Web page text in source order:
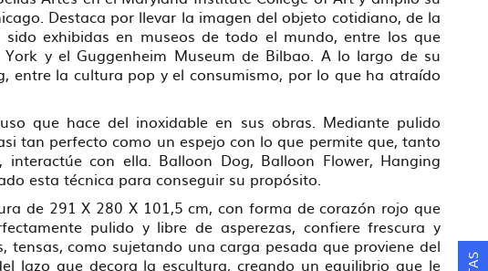
Destaca por llevar la imagen del objeto cotidiano, de la
exhibidas en museos de todo el mundo, entre los que
y el Guggenheim Museum de Bilbao. A lo largo de su
entre la cultura pop y el consumismo, por lo que ha atraído
que hace del inoxidable en sus obras. Mediante pulido
tan perfecto como un espejo con lo que permite que, tanto
con ella. Balloon Dog, Balloon Flower, Hanging
esta técnica para conseguir su propósito.
de 291 X 280 X 101,5 cm, con forma de corazón rojo que
pulido y libre de asperezas, confiere frescura y
como sujetando una carga pesada que proviene del
lazo que decora la escultura, creando un equilibrio que le